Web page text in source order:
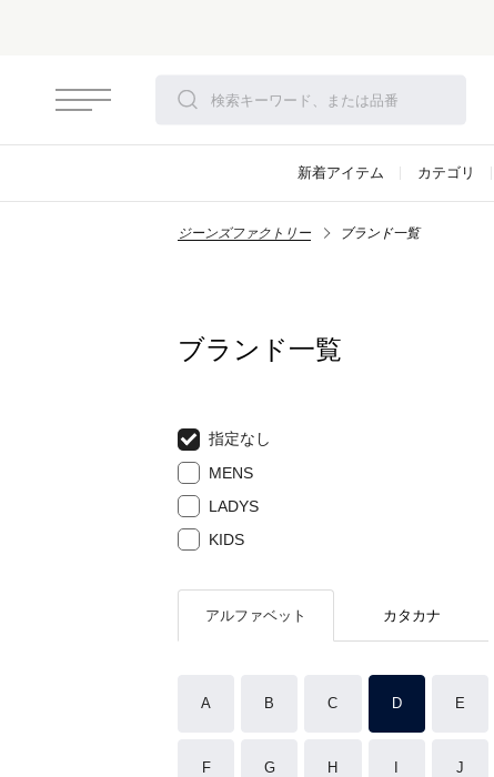
新着アイテム カテゴリ
ジーンズファクトリー ブランド一覧
ブランド一覧
指定なし
MENS
LADYS
KIDS
アルファベット カタカナ
A B C D E
F G H J